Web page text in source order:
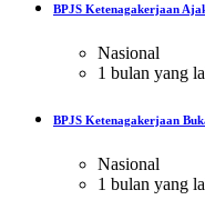
BPJS Ketenagakerjaan
Nasional
1 bulan yang
BPJS Ketenagakerjaan
Nasional
1 bulan yang